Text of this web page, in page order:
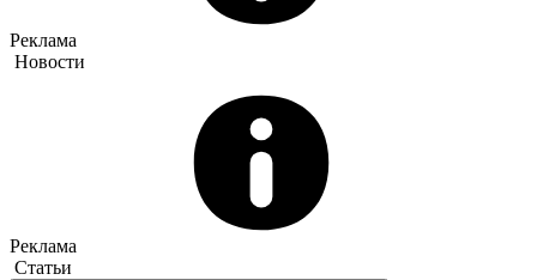
Реклама
Новости
Реклама
Статьи